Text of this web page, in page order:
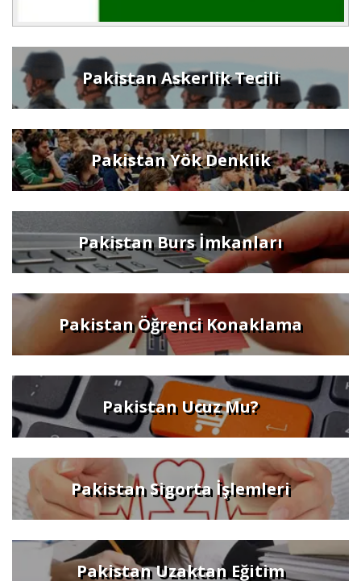
Pakistan Askerlik Tecili
Pakistan Yök Denklik
Pakistan Burs İmkanları
Pakistan Öğrenci Konaklama
Pakistan Ucuz Mu?
Pakistan Sigorta İşlemleri
Pakistan Uzaktan Eğitim